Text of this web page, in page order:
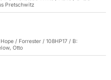
Pretschwitz
/ Forrester / 108HP17 / B:
Otto